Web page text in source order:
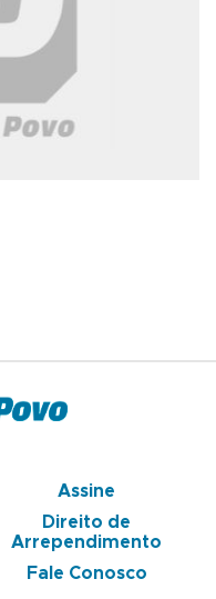
Assine
Direito de
Arrependimento
Fale Conosco